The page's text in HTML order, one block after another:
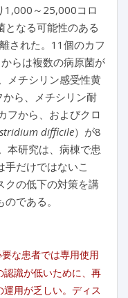
1,000～25,000コロ
となる可能性のある
された。11個のカフ
らは複数の病原菌が
メチシリン感受性黄
ら、メチシリン耐
フから、およびクロ
difficile）が8
本研究は、病棟で患
手だけではないこ
クの低下の対策を講
である。
な患者では専用使用
認識が低いために、再
用が乏しい。ディス